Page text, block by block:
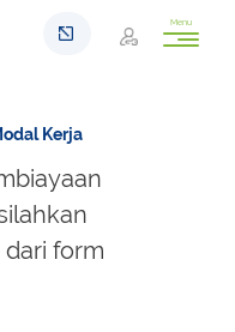
Menu
Kerja
form